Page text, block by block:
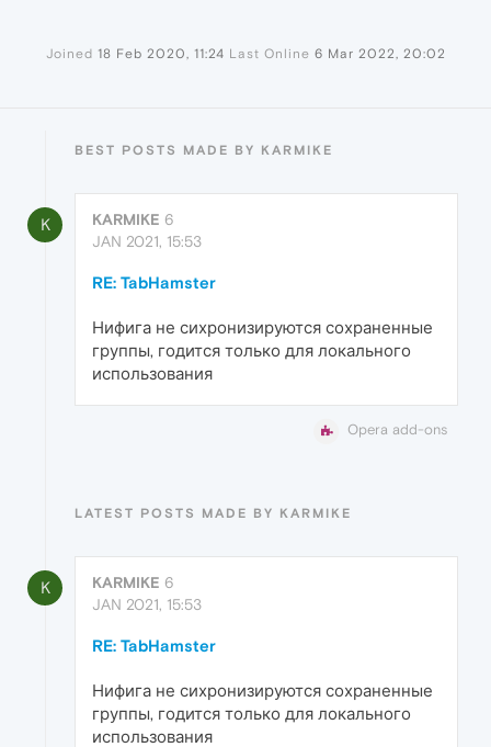
Joined 18 Feb 2020, 11:24 Last Online 6 Mar 2022, 20:02
BEST POSTS MADE BY KARMIKE
K KARMIKE 6
JAN 2021, 15:53
RE: TabHamster
Нифига не сихронизируются сохраненные
группы, годится только для локального
использования
Opera add-ons
LATEST POSTS MADE BY KARMIKE
K KARMIKE 6
JAN 2021, 15:53
RE: TabHamster
Нифига не сихронизируются сохраненные
группы, годится только для локального
использования